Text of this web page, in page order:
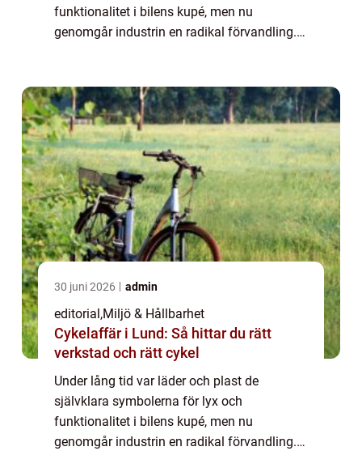
funktionalitet i bilens kupé, men nu
genomgår industrin en radikal förvandling.
30 juni 2026 admin
editorial,Miljö & Hållbarhet
Cykelaffär i Lund: Så hittar du rätt
verkstad och rätt cykel
Under lång tid var läder och plast de
självklara symbolerna för lyx och
funktionalitet i bilens kupé, men nu
genomgår industrin en radikal förvandling.